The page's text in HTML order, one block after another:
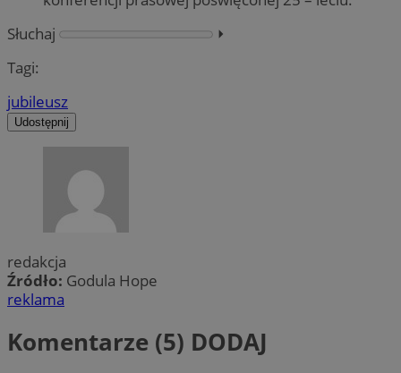
Słuchaj
⏵︎
Tagi:
jubileusz
Udostępnij
redakcja
Źródło: Godula Hope
reklama
Komentarze (5) DODAJ